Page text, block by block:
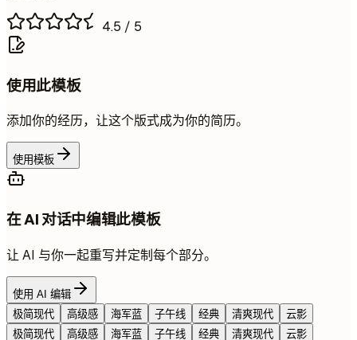
4.5 / 5
使用此模板
添加你的经历，让这个版式成为你的简历。
使用模板
在 AI 对话中编辑此模板
让 AI 与你一起重写并定制每个部分。
使用 AI 编辑
极简现代
高级感 海军蓝 子午线 经典 清爽现代
云影
极简现代
高级感 海军蓝 子午线 经典 清爽现代 云影